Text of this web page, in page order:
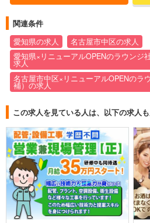
関連条件
愛知県の求人
名古屋市中区の求人
愛知県×リニューアルOPENのラウンジ
求人
名古屋市中区×リニューアルOPENのラ
補）の求人
この求人を見ている人は、以下の求人